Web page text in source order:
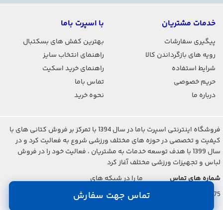
تماس جهت سفارش
خدمات مشتریان
پیگیری سفارشات
رویه های بازگرداندن کالا
شرایط استفاده
حریم خصوصی
درباره ما
با اسپرت باما
بهترین کفش های بسکتبال
راهنمای انتخاب سایز
راهنمای خرید اسکیت
تماس باما
نحوه خرید
فروشگاه اینترنتی اسپرت باما در سال 1394 با تمرکز بر فروش کتانی های با
کیفیت و تخصصی در حوزه های مختلف ورزشی شروع به فعالیت کرد و در
سال 1399 با هدف توسعه خدمات به مشتریان ، فعالیت خود را در فروش
لباس و تجهیزات ورزشی مختلف آغاز کرد
شماره های تماس
021-2842-7275
ما را در شبکه های
اجتماعی دنبال کنید